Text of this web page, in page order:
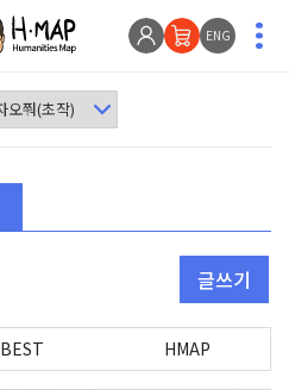
ENG
글쓰기
BEST HMAP